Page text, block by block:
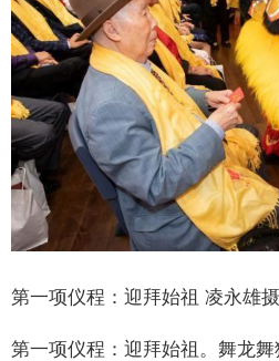
第一项仪程：迎拜始祖 凌永雄
第一项仪程：迎拜始祖。舞龙